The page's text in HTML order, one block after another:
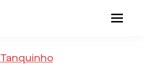
Tanquinho